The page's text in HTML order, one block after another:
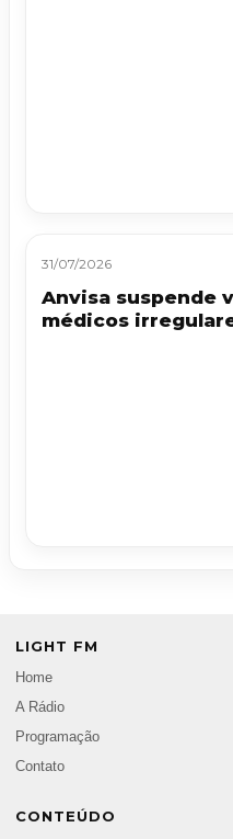
31/07/2026
Anvisa suspende
médicos
LIGHT FM
Home
A Rádio
Programação
Contato
CONTEÚDO